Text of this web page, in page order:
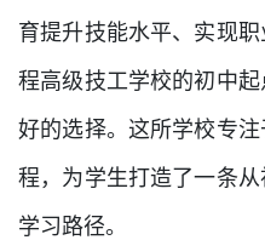
育提升技能水平、实现
程高级技工学校的初中
好的选择。这所学校专
程，为学生打造了一条
学习路径。